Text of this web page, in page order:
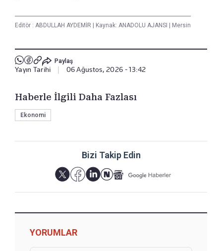
Editör : ABDULLAH AYDEMİR Kaynak: ANADOLU AJANSI Mersin
Paylaş
Yayın Tarihi 06 Ağustos, 2026 - 13:42
Haberle İlgili Daha Fazlası
Ekonomi
Bizi Takip Edin
YORUMLAR